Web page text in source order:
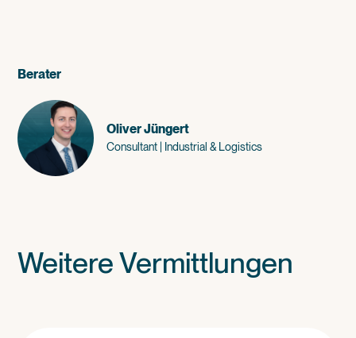
Berater
Oliver Jüngert
Consultant | Industrial & Logistics
Weitere Vermittlungen